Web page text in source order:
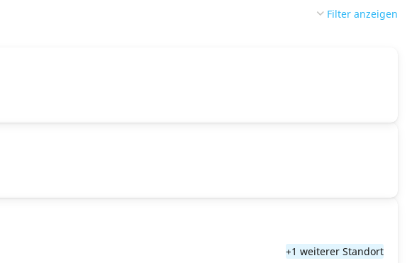
Filter anzeigen
+1 weiterer Standort